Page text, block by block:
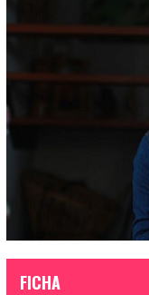
FICHA